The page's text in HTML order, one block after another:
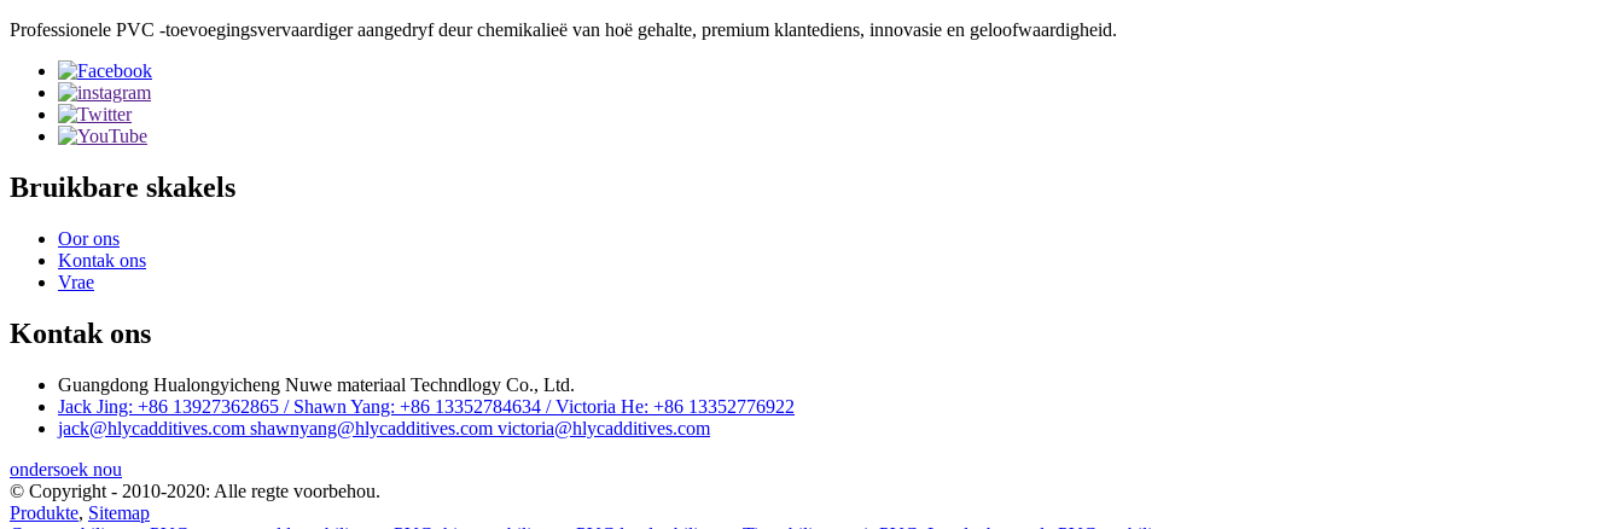
Professionele PVC -toevoegingsvervaardiger aangedryf deur chemikalieë van hoë gehalte, premium klantediens, innovasie en geloofwaardigheid.
Bruikbare skakels
Oor ons
Kontak ons
Vrae
Kontak ons
Guangdong Hualongyicheng Nuwe materiaal Techndlogy Co., Ltd.
Jack Jing: +86 13927362865 / Shawn Yang: +86 13352784634 / Victoria He: +86 13352776922
jack@hlycadditives.com shawnyang@hlycadditives.com victoria@hlycadditives.com
ondersoek nou
© Copyright - 2010-2020: Alle regte voorbehou.
Produkte, Sitemap